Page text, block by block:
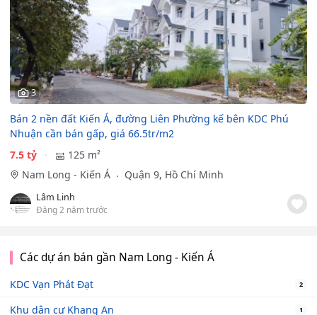
3
Bán 2 nền đất Kiến Á, đường Liên Phường kế bên KDC Phú
Nhuận cần bán gấp, giá 66.5tr/m2
7.5 tỷ
125 m²
Nam Long - Kiến Á
Quận 9, Hồ Chí Minh
Lâm Linh
Đăng 2 năm trước
Các dự án bán gần Nam Long - Kiến Á
KDC Vạn Phát Đạt 2
Khu dân cư Khang An 1